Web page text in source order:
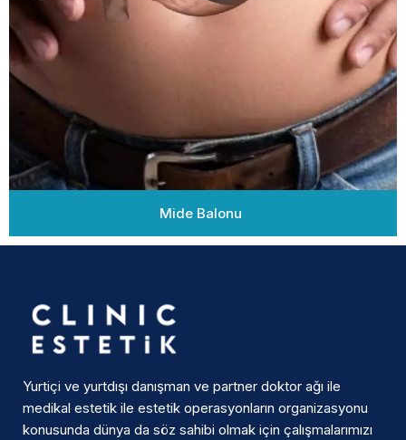
Mide Balonu
Yurtiçi ve yurtdışı danışman ve partner doktor ağı ile
medikal estetik ile estetik operasyonların organizasyonu
konusunda dünya da söz sahibi olmak için çalışmalarımızı